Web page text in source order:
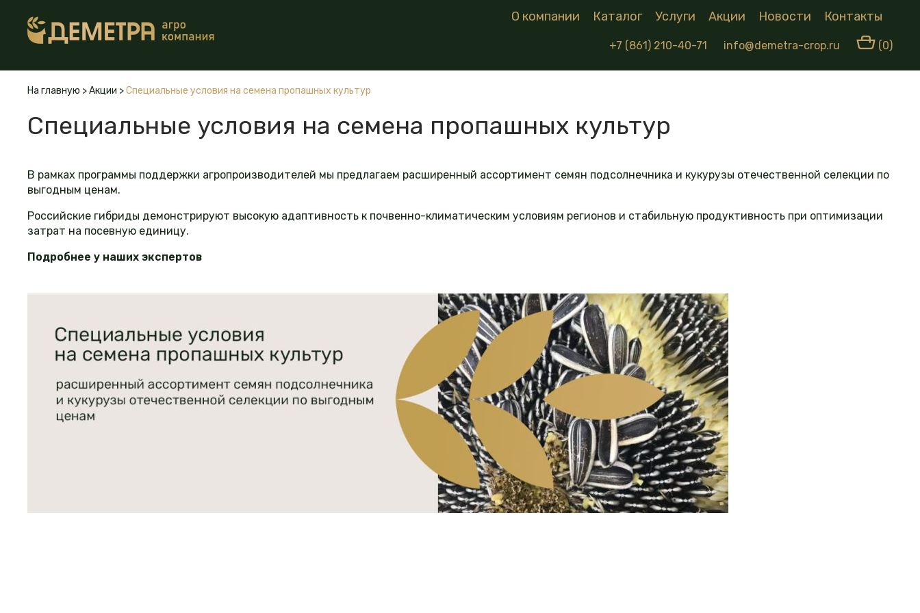
О компании Каталог Услуги Акции Новости Контакты
+7 (861) 210-40-71 info@demetra-crop.ru (0)
На главную >Акции >Специальные условия на семена пропашных культур
Специальные условия на семена пропашных культур
В рамках программы поддержки агропроизводителей мы предлагаем расширенный ассортимент семян подсолнечника и кукурузы отечественной селекции по
выгодным ценам.
Российские гибриды демонстрируют высокую адаптивность к почвенно-климатическим условиям регионов и стабильную продуктивность при оптимизации
затрат на посевную единицу.
Подробнее у наших экспертов